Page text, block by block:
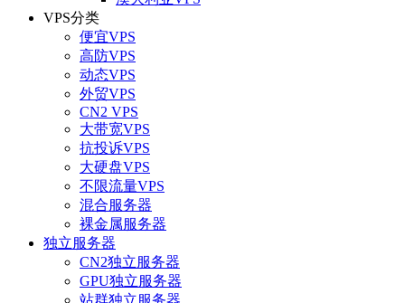
VPS分类
便宜VPS
高防VPS
动态VPS
外贸VPS
CN2 VPS
大带宽VPS
抗投诉VPS
大硬盘VPS
不限流量VPS
混合服务器
裸金属服务器
独立服务器
CN2独立服务器
GPU独立服务器
站群独立服务器